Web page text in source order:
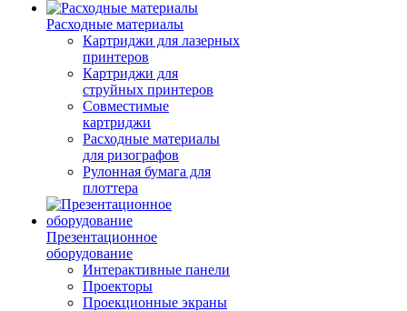
Расходные материалы
Картриджи для лазерных
принтеров
Картриджи для
струйных принтеров
Совместимые
картриджи
Расходные материалы
для ризографов
Рулонная бумага для
плоттера
Презентационное
оборудование
Интерактивные панели
Проекторы
Проекционные экраны